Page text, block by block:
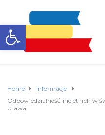
Otwórz pasek narzędzi
Home
Informacje
Odpowiedzialność nieletnich w
prawa